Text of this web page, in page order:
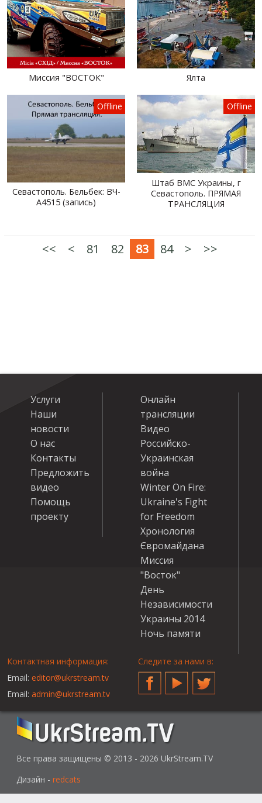
Миссия "ВОСТОК" Ялта
Offline
Севастополь. Бельбек: ВЧ-
А4515 (запись)
Offline
Штаб ВМС Украины, г
Севастополь. ПРЯМАЯ
ТРАНСЛЯЦИЯ
<< < 81 82 83 84 > >>
Услуги
Наши
новости
О нас
Контакты
Предложить
видео
Помощь
проекту
Онлайн
трансляции
Видео
Российско-
Украинская
война
Winter On Fire:
Ukraine's Fight
for Freedom
Хронология
Євромайдана
Миссия
"Восток"
День
Независимости
Украины 2014
Ночь памяти
Контактная информация:
Email: editor@ukrstream.tv
Email: admin@ukrstream.tv
Следите за нами в:
FacebookYouTubeTwitter
Все права защищены © 2013 - 2026 UkrStream.TV
Дизайн - redcats